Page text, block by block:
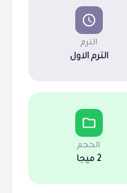
الترم
الترم الاول
الحجم
2 ميجا